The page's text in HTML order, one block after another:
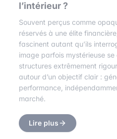
l’intérieur ?
Souvent perçus comme
réservés à une élite
fascinent autant qu’ils
image parfois mystérieuse
structures extrêmement
autour d’un objectif clair :
performance,
marché.
Lire plus